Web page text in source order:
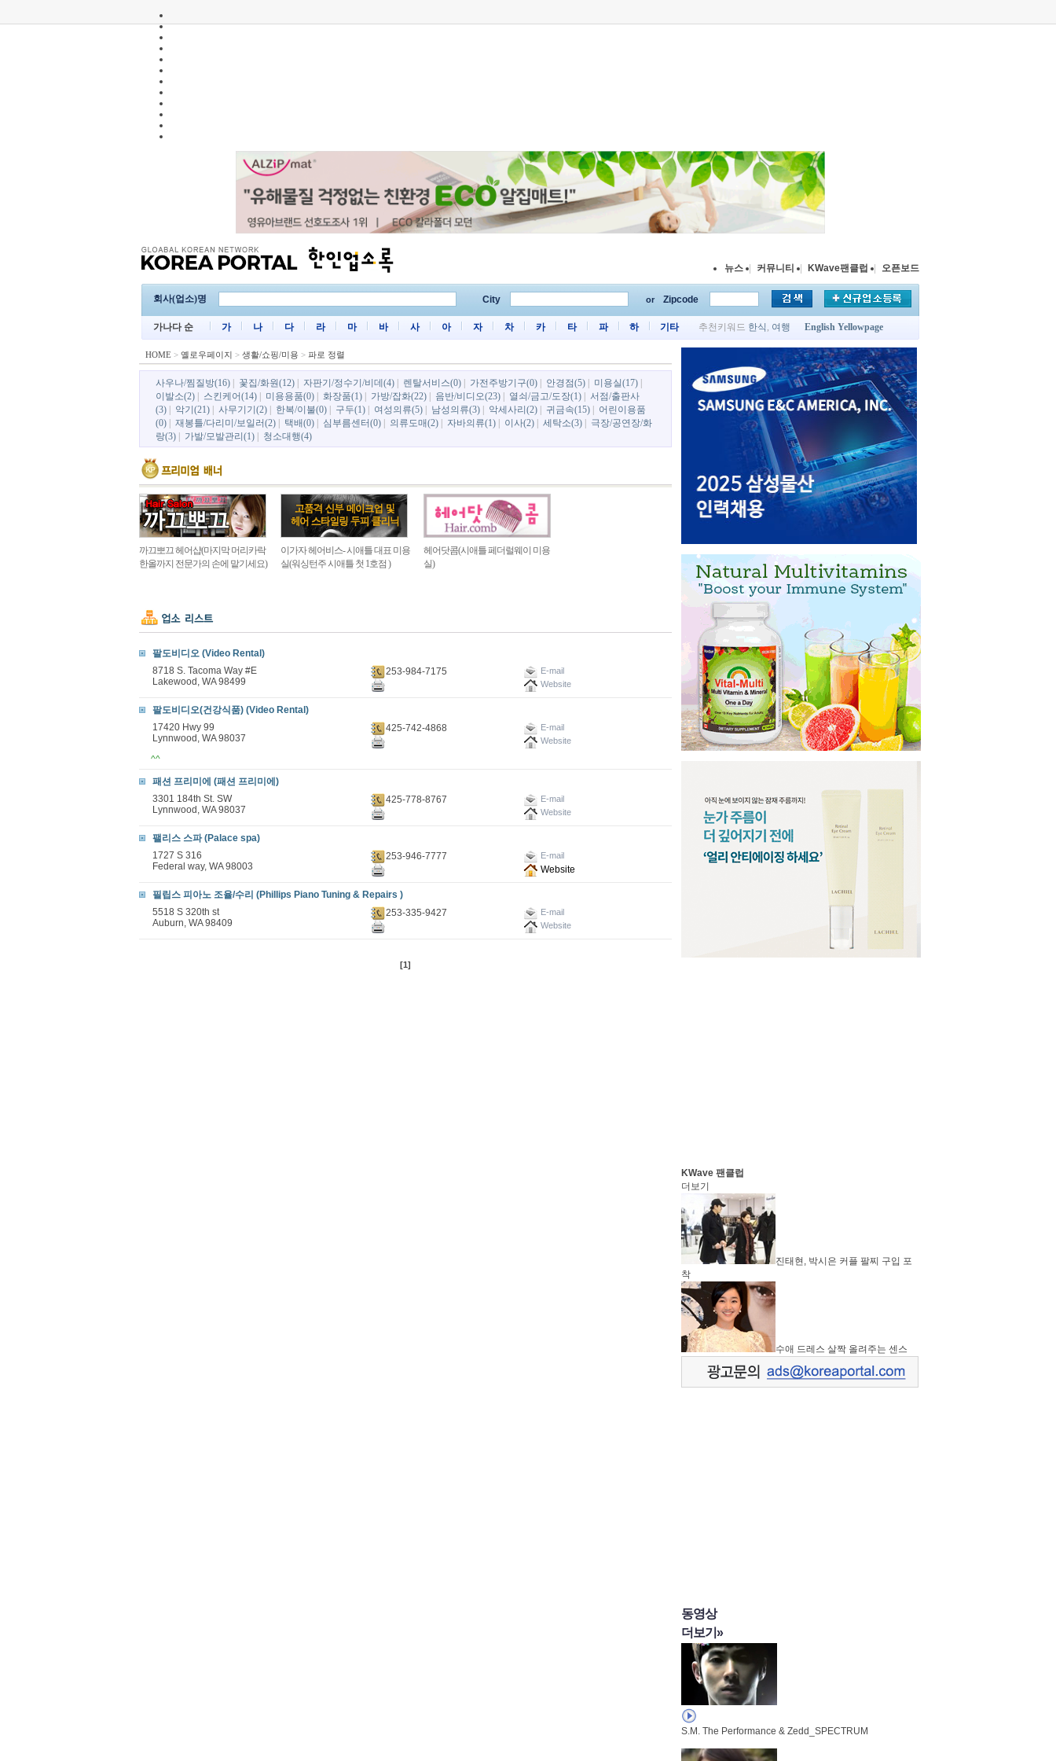
뉴스 | 커뮤니티 | KWave팬클럽 | 오픈보드
회사(업소)명 City or Zipcode
가나다 순 가 나 다 라 마 바 사 아 자 차 카 타 파 하 기타 추천키워드 한식 , 여행 English Yellowpage
HOME > 옐로우페이지 > 생활/쇼핑/미용 > 파로 정렬
사우나/찜질방(16) 꽃집/화원(12) 자판기/정수기/비데(4) 렌탈서비스(0) 가전주방기구(0) 안경점(5) 미용실(17)
이발소(2)
스킨케어(14) 미용용품(0) 화장품(1) 가방/잡화(22) 음반/비디오(23) 열쇠/금고/도장(1)
서점/출판사
(3)
악기(21) 사무기기(2) 한복/이불(0) 구두(1) 여성의류(5) 남성의류(3) 악세사리(2) 귀금속(15)
어린이용품
(0)
재봉틀/다리미/보일러(2) 택배(0) 심부름센터(0) 의류도매(2) 자바의류(1) 이사(2) 세탁소(3)
극장/공연장/화
랑(3)
가발/모발관리(1) 청소대행(4)
까끄뽀끄 헤어샵(마지막 머리카락
한올까지 전문가의 손에 맡기세요)
이가자 헤어비스- 시애틀 대표 미용
실(워싱턴주 시애틀 첫 1호점 )
헤어닷콤(시애틀 페더럴웨이 미용
실)
팔도비디오 (Video Rental)
8718 S. Tacoma Way #E
Lakewood, WA 98499
253-984-7175
E-mail
Website
팔도비디오(건강식품) (Video Rental)
17420 Hwy 99
Lynnwood, WA 98037
425-742-4868
E-mail
Website
^^
패션 프리미에 (패션 프리미에)
3301 184th St. SW
Lynnwood, WA 98037
425-778-8767
E-mail
Website
팰리스 스파 (Palace spa)
1727 S 316
Federal way, WA 98003
253-946-7777 E-mail
Website
필립스 피아노 조율/수리 (Phillips Piano Tuning & Repairs )
5518 S 320th st
Auburn, WA 98409
253-335-9427
E-mail
Website
[1]
KWave 팬클럽
더보기
진태현, 박시은 커플 팔찌 구입 포
착
수애 드레스 살짝 올려주는 센스
동영상
더보기»
S.M. The Performance & Zedd_SPECTRUM